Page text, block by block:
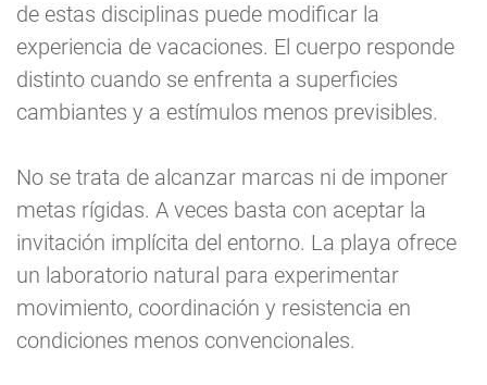
de estas disciplinas puede modificar la
experiencia de vacaciones. El cuerpo responde
distinto cuando se enfrenta a superficies
cambiantes y a estímulos menos previsibles.
No se trata de alcanzar marcas ni de imponer
metas rígidas. A veces basta con aceptar la
invitación implícita del entorno. La playa ofrece
un laboratorio natural para experimentar
movimiento, coordinación y resistencia en
condiciones menos convencionales.